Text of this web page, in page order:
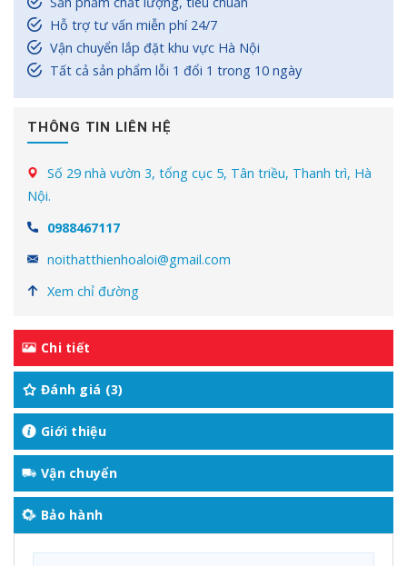
Hỗ trợ tư vấn miễn phí 24/7
Vận chuyển lắp đặt khu vực Hà Nội
Tất cả sản phẩm lỗi 1 đổi 1 trong 10 ngày
THÔNG TIN LIÊN HỆ
Số 29 nhà vườn 3, tổng cục 5, Tân triều, Thanh trì, Hà
Nội.
0988467117
noithatthienhoaloi@gmail.com
Xem chỉ đường
Chi tiết
Đánh giá (3)
Giới thiệu
Vận chuyển
Bảo hành